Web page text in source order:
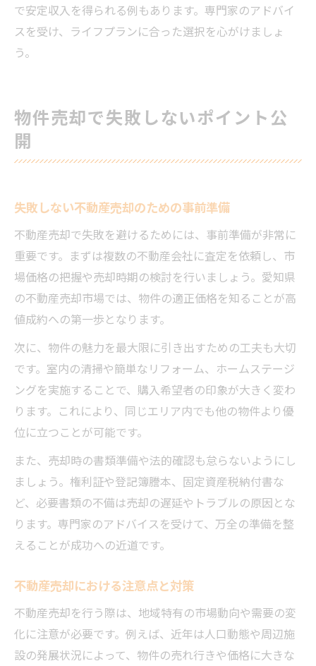
で安定収入を得られる例もあります。専門家のアドバイ
スを受け、ライフプランに合った選択を心がけましょ
う。
物件売却で失敗しないポイント公
開
失敗しない不動産売却のための事前準備
不動産売却で失敗を避けるためには、事前準備が非常に
重要です。まずは複数の不動産会社に査定を依頼し、市
場価格の把握や売却時期の検討を行いましょう。愛知県
の不動産売却市場では、物件の適正価格を知ることが高
値成約への第一歩となります。
次に、物件の魅力を最大限に引き出すための工夫も大切
です。室内の清掃や簡単なリフォーム、ホームステージ
ングを実施することで、購入希望者の印象が大きく変わ
ります。これにより、同じエリア内でも他の物件より優
位に立つことが可能です。
また、売却時の書類準備や法的確認も怠らないようにし
ましょう。権利証や登記簿謄本、固定資産税納付書な
ど、必要書類の不備は売却の遅延やトラブルの原因とな
ります。専門家のアドバイスを受けて、万全の準備を整
えることが成功への近道です。
不動産売却における注意点と対策
不動産売却を行う際は、地域特有の市場動向や需要の変
化に注意が必要です。例えば、近年は人口動態や周辺施
設の発展状況によって、物件の売れ行きや価格に大きな